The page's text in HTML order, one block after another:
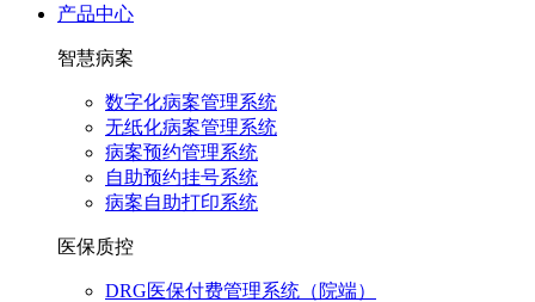
产品中心
智慧病案
数字化病案管理系统
无纸化病案管理系统
病案预约管理系统
自助预约挂号系统
病案自助打印系统
医保质控
DRG医保付费管理系统（院端）